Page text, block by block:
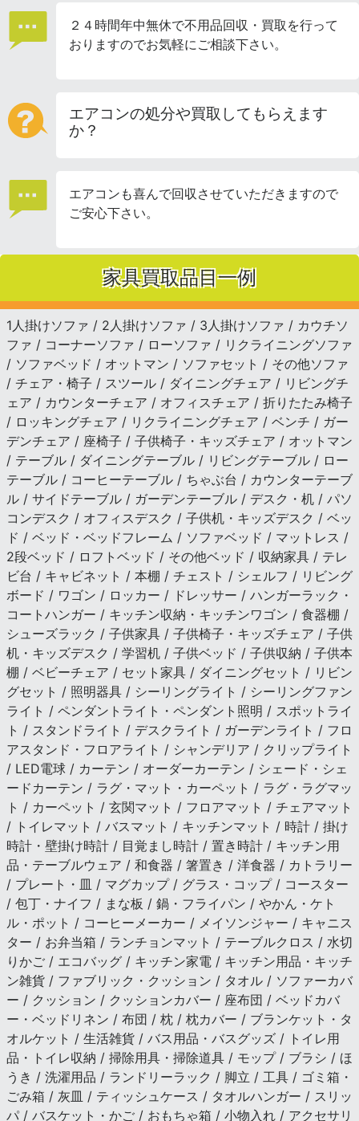
２４時間年中無休で不用品回収・買取を行って
おりますのでお気軽にご相談下さい。
エアコンの処分や買取してもらえます
か？
エアコンも喜んで回収させていただきますので
ご安心下さい。
家具買取品目一例
1人掛けソファ / 2人掛けソファ / 3人掛けソファ / カウチソ
ファ / コーナーソファ / ローソファ / リクライニングソファ
/ ソファベッド / オットマン / ソファセット / その他ソファ
/ チェア・椅子 / スツール / ダイニングチェア / リビングチ
ェア / カウンターチェア / オフィスチェア / 折りたたみ椅子
/ ロッキングチェア / リクライニングチェア / ベンチ / ガー
デンチェア / 座椅子 / 子供椅子・キッズチェア / オットマン
/ テーブル / ダイニングテーブル / リビングテーブル / ロー
テーブル / コーヒーテーブル / ちゃぶ台 / カウンターテーブ
ル / サイドテーブル / ガーデンテーブル / デスク・机 / パソ
コンデスク / オフィスデスク / 子供机・キッズデスク / ベッ
ド / ベッド・ベッドフレーム / ソファベッド / マットレス /
2段ベッド / ロフトベッド / その他ベッド / 収納家具 / テレ
ビ台 / キャビネット / 本棚 / チェスト / シェルフ / リビング
ボード / ワゴン / ロッカー / ドレッサー / ハンガーラック・
コートハンガー / キッチン収納・キッチンワゴン / 食器棚 /
シューズラック / 子供家具 / 子供椅子・キッズチェア / 子供
机・キッズデスク / 学習机 / 子供ベッド / 子供収納 / 子供本
棚 / ベビーチェア / セット家具 / ダイニングセット / リビン
グセット / 照明器具 / シーリングライト / シーリングファン
ライト / ペンダントライト・ペンダント照明 / スポットライ
ト / スタンドライト / デスクライト / ガーデンライト / フロ
アスタンド・フロアライト / シャンデリア / クリップライト
/ LED電球 / カーテン / オーダーカーテン / シェード・シェ
ードカーテン / ラグ・マット・カーペット / ラグ・ラグマッ
ト / カーペット / 玄関マット / フロアマット / チェアマット
/ トイレマット / バスマット / キッチンマット / 時計 / 掛け
時計・壁掛け時計 / 目覚まし時計 / 置き時計 / キッチン用
品・テーブルウェア / 和食器 / 箸置き / 洋食器 / カトラリー
/ プレート・皿 / マグカップ / グラス・コップ / コースター
/ 包丁・ナイフ / まな板 / 鍋・フライパン / やかん・ケト
ル・ポット / コーヒーメーカー / メイソンジャー / キャニス
ター / お弁当箱 / ランチョンマット / テーブルクロス / 水切
りかご / エコバッグ / キッチン家電 / キッチン用品・キッチ
ン雑貨 / ファブリック・クッション / タオル / ソファーカバ
ー / クッション / クッションカバー / 座布団 / ベッドカバ
ー・ベッドリネン / 布団 / 枕 / 枕カバー / ブランケット・タ
オルケット / 生活雑貨 / バス用品・バスグッズ / トイレ用
品・トイレ収納 / 掃除用具・掃除道具 / モップ / ブラシ / ほ
うき / 洗濯用品 / ランドリーラック / 脚立 / 工具 / ゴミ箱・
ごみ箱 / 灰皿 / ティッシュケース / タオルハンガー / スリッ
パ / バスケット・かご / おもちゃ箱 / 小物入れ / アクセサリ